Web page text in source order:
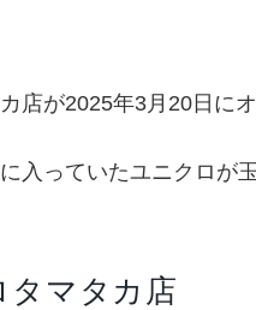
店が2025年3月20日に
入っていたユニクロが
タマタカ店